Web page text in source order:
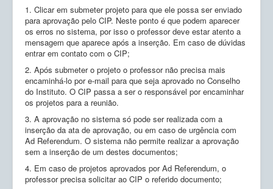
Solicitações
1. Clicar em submeter projeto para que ele possa ser enviado
para aprovação pelo CIP. Neste ponto é que podem aparecer
os erros no sistema, por isso o professor deve estar atento a
mensagem que aparece após a inserção. Em caso de dúvidas
entrar em contato com o CIP;
2. Após submeter o projeto o professor não precisa mais
encaminhá-lo por e-mail para que seja aprovado no Conselho
do Instituto. O CIP passa a ser o responsável por encaminhar
os projetos para a reunião.
3. A aprovação no sistema só pode ser realizada com a
inserção da ata de aprovação, ou em caso de urgência com
Ad Referendum. O sistema não permite realizar a aprovação
sem a inserção de um destes documentos;
4. Em caso de projetos aprovados por Ad Referendum, o
professor precisa solicitar ao CIP o referido documento;